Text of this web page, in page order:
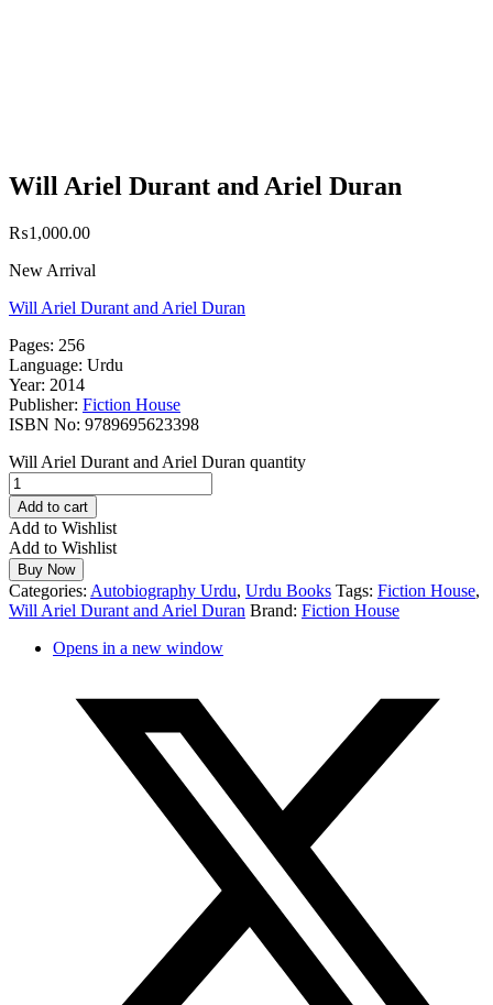
Will Ariel Durant and Ariel Duran
₨1,000.00
New Arrival
Will Ariel Durant and Ariel Duran
Pages: 256
Language: Urdu
Year: 2014
Publisher: Fiction House
ISBN No: 9789695623398
Will Ariel Durant and Ariel Duran quantity
Add to cart
Add to Wishlist
Add to Wishlist
Buy Now
Categories: Autobiography Urdu, Urdu Books Tags: Fiction House,
Will Ariel Durant and Ariel Duran Brand: Fiction House
Opens in a new window